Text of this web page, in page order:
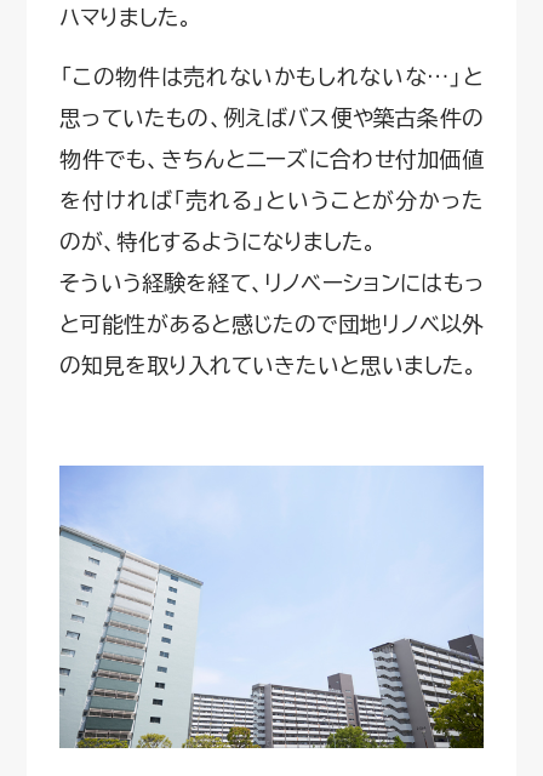
ハマりました。
「この物件は売れないかもしれないな…」と
思っていたもの、例えばバス便や築古条件の
物件でも、きちんとニーズに合わせ付加価値
を付ければ「売れる」ということが分かった
のが、特化するようになりました。
そういう経験を経て、リノベーションにはもっ
と可能性があると感じたので団地リノベ以外
の知見を取り入れていきたいと思いました。